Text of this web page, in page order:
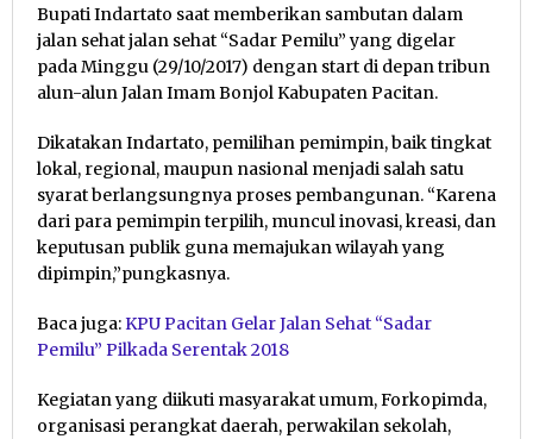
Bupati Indartato saat memberikan sambutan dalam
jalan sehat jalan sehat “Sadar Pemilu” yang digelar
pada Minggu (29/10/2017) dengan start di depan tribun
alun-alun Jalan Imam Bonjol Kabupaten Pacitan.
Dikatakan Indartato, pemilihan pemimpin, baik tingkat
lokal, regional, maupun nasional menjadi salah satu
syarat berlangsungnya proses pembangunan. “Karena
dari para pemimpin terpilih, muncul inovasi, kreasi, dan
keputusan publik guna memajukan wilayah yang
dipimpin,”pungkasnya.
Baca juga:KPU Pacitan Gelar Jalan Sehat “Sadar
Pemilu” Pilkada Serentak 2018
Kegiatan yang diikuti masyarakat umum, Forkopimda,
organisasi perangkat daerah, perwakilan sekolah,